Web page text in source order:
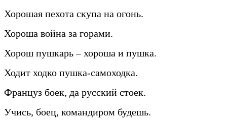
Хорошая пехота скупа на огонь.
Хороша война за горами.
Хорош пушкарь – хороша и пушка.
Ходит ходко пушка-самоходка.
Француз боек, да русский стоек.
Учись, боец, командиром будешь.